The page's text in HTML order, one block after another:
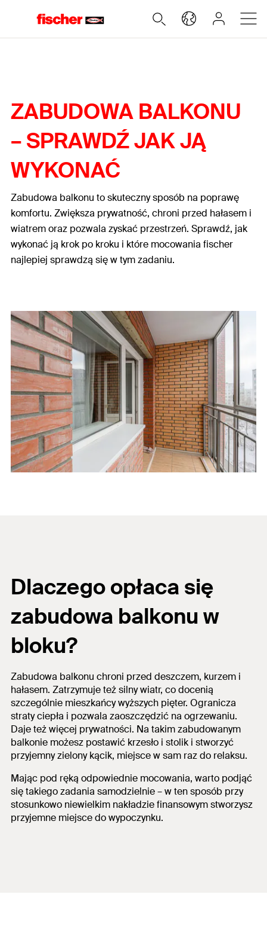
ZABUDOWA BALKONU
–SPRAWDŹ JAK JĄ
WYKONAĆ
Zabudowa balkonu to skuteczny sposób na poprawę
komfortu. Zwiększa prywatność, chroni przed hałasem i
wiatrem oraz pozwala zyskać przestrzeń. Sprawdź, jak
wykonać ją krok po kroku i które mocowania fischer
najlepiej sprawdzą się w tym zadaniu.
Dlaczego opłaca się
zabudowa balkonu w
bloku?
Zabudowa balkonu chroni przed deszczem, kurzem i
hałasem. Zatrzymuje też silny wiatr, co docenią
szczególnie mieszkańcy wyższych pięter. Ogranicza
straty ciepła i pozwala zaoszczędzić na ogrzewaniu.
Daje też więcej prywatności. Na takim zabudowanym
balkonie możesz postawić krzesło i stolik i stworzyć
przyjemny zielony kącik, miejsce w sam raz do relaksu.
Mając pod ręką odpowiednie mocowania, warto podjąć
się takiego zadania samodzielnie – w ten sposób przy
stosunkowo niewielkim nakładzie finansowym stworzysz
przyjemne miejsce do wypoczynku.